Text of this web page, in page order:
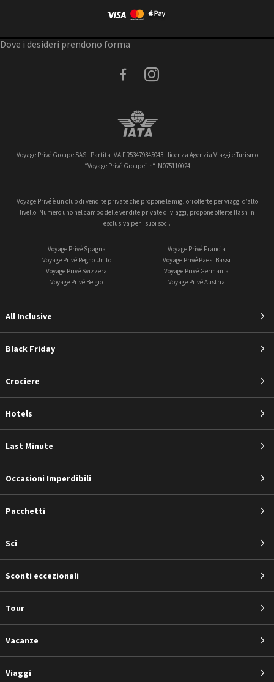
Dove i desideri prendono forma
Voyage Privé Groupe SAS - Partita IVA FR53479345043 - licenza Agenzia Viaggi e Turismo
“Voyage Privé Groupe” n° IM075110024
Voyage Privé è un club di vendite private che propone le migliori offerte per viaggi d’alto
livello. Numero uno nel campo delle vendite private di viaggi, propone offerte flash in
esclusiva per i suoi soci.
Voyage Privé Spagna
Voyage Privé Francia
Voyage Privé Regno Unito
Voyage Privé Paesi Bassi
Voyage Privé Svizzera
Voyage Privé Germania
Voyage Privé Belgio
Voyage Privé Austria
All Inclusive
Black Friday
Crociere
Hotels
Last Minute
Occasioni Imperdibili
Pacchetti
Sci
Sconti eccezionali
Tour
Vacanze
Viaggi